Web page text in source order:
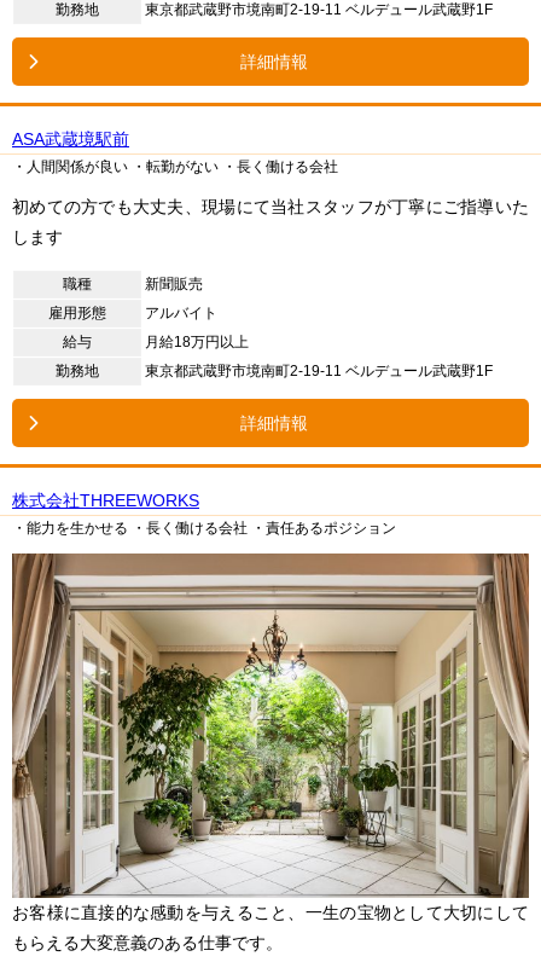
勤務地
東京都武蔵野市境南町2-19-11 ベルデュール武蔵野1F
詳細情報
ASA武蔵境駅前
・人間関係が良い ・転勤がない ・長く働ける会社
初めての方でも大丈夫、現場にて当社スタッフが丁寧にご指導いた
します
職種
新聞販売
雇用形態
アルバイト
給与
月給18万円以上
勤務地
東京都武蔵野市境南町2-19-11 ベルデュール武蔵野1F
詳細情報
株式会社THREEWORKS
・能力を生かせる ・長く働ける会社 ・責任あるポジション
お客様に直接的な感動を与えること、一生の宝物として大切にして
もらえる大変意義のある仕事です。